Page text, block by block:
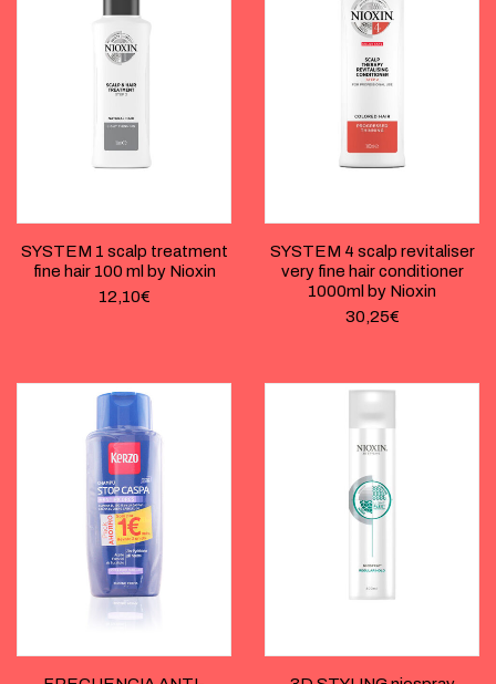
SYSTEM 1 scalp treatment
fine hair 100 ml by Nioxin
12,10€
SYSTEM 4 scalp revitaliser
very fine hair conditioner
1000ml by Nioxin
30,25€